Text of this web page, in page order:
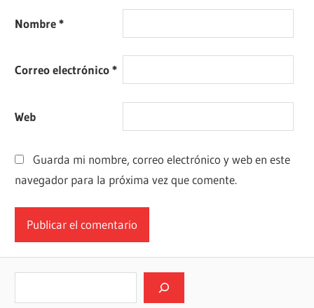
Nombre*
Correo electrónico*
Web
Guarda mi nombre, correo electrónico y web en este
navegador para la próxima vez que comente.